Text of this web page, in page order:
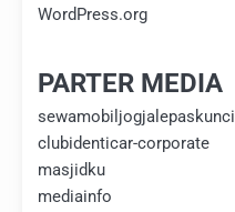
WordPress.org
PARTER MEDIA
sewamobiljogjalepaskunci
clubidenticar-corporate
masjidku
mediainfo